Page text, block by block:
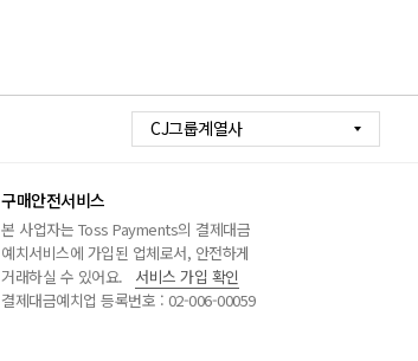
CJ그룹계열사
구매안전서비스
본 사업자는 Toss Payments의 결제대금
예치서비스에 가입된 업체로서, 안전하게
거래하실 수 있어요. 서비스 가입 확인
결제대금예치업 등록번호 : 02-006-00059